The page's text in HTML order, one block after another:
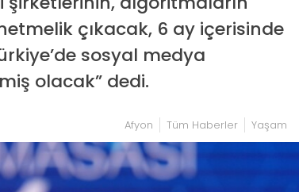
çıkacak, 6 ay içerisinde
sosyal medya
olacak” dedi.
Afyon Tüm Haberler Yaşam